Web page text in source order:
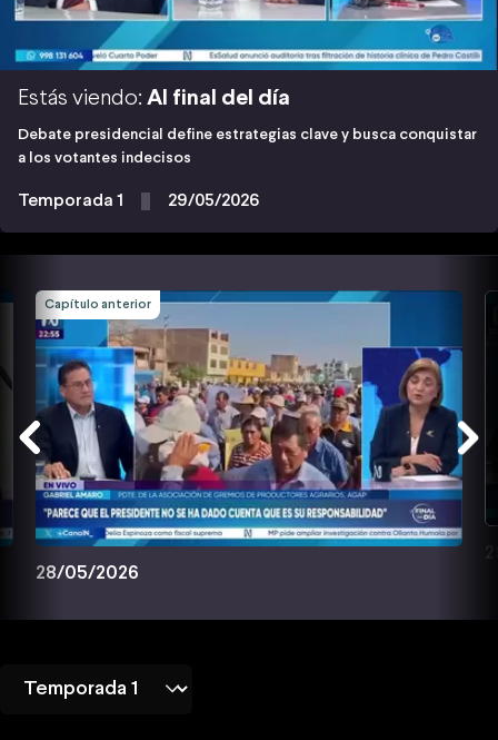
Estás viendo: Al final del día
Debate presidencial define estrategias clave y busca conquistar
a los votantes indecisos
Temporada 1 29/05/2026
Capítulo anterior
28/05/2026